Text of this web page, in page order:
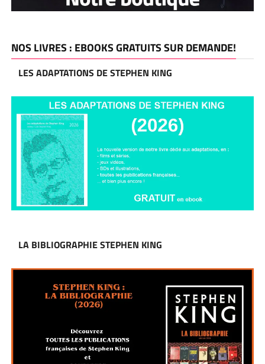
NOS LIVRES : EBOOKS GRATUITS SUR DEMANDE!
LES ADAPTATIONS DE STEPHEN KING
LA BIBLIOGRAPHIE STEPHEN KING